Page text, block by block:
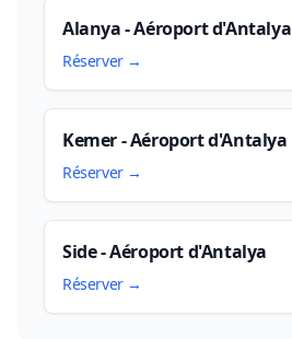
Alanya - Aéroport d'Antalya
Réserver →
Kemer - Aéroport d'Antalya
Réserver →
Side - Aéroport d'Antalya
Réserver →